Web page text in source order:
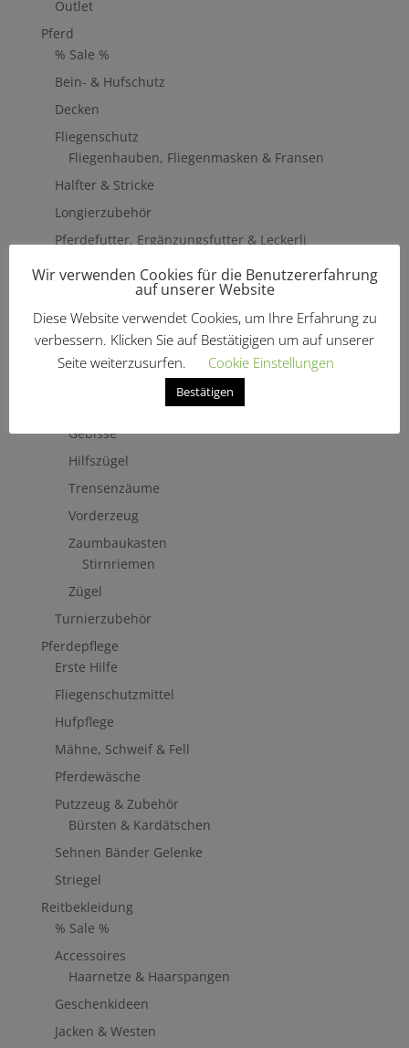
Outlet
Pferd
% Sale %
Bein- & Hufschutz
Decken
Fliegenschutz
Fliegenhauben, Fliegenmasken & Fransen
Halfter & Stricke
Longierzubehör
Pferdefutter, Ergänzungsfutter & Leckerli
Ergänzungsfutter
Sattelzubehör & Pflege
Steigbügel
Schabracken & Pads
Trensenzäume, Kandaren & Zubehör
Gebisse
Hilfszügel
Trensenzäume
Vorderzeug
Zaumbaukasten
Stirnriemen
Zügel
Turnierzubehör
Pferdepflege
Erste Hilfe
Fliegenschutzmittel
Hufpflege
Mähne, Schweif & Fell
Pferdewäsche
Putzzeug & Zubehör
Bürsten & Kardätschen
Sehnen Bänder Gelenke
Striegel
Reitbekleidung
% Sale %
Accessoires
Haarnetze & Haarspangen
Geschenkideen
Jacken & Westen
Wir verwenden Cookies für die Benutzererfahrung
auf unserer Website
Diese Website verwendet Cookies, um Ihre Erfahrung zu
verbessern. Klicken Sie auf Bestätigigen um auf unserer
Seite weiterzusurfen.
Cookie Einstellungen
Bestätigen